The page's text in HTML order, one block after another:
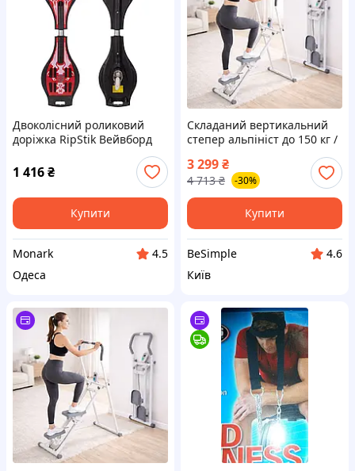
Двоколісний роликовий
доріжка RipStik Вейвборд
доріжок SP-Sport SK-3557
чорно-білий PP PU
1 416₴
Купити
Monark
4.5
Одеса
Складаний вертикальний
степер альпініст до 150 кг /
Вертикальний тренажер /
Кардіотренажер для
схуднення / Тренажер
сходи
3 299₴
4 713 ₴ -30%
Купити
BeSimple
4.6
Київ